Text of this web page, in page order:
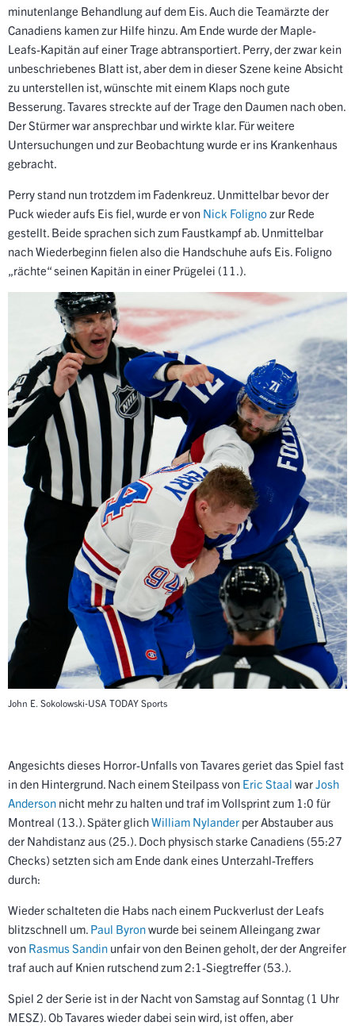
minutenlange Behandlung auf dem Eis. Auch die Teamärzte der
Canadiens kamen zur Hilfe hinzu. Am Ende wurde der Maple-
Leafs-Kapitän auf einer Trage abtransportiert. Perry, der zwar kein
unbeschriebenes Blatt ist, aber dem in dieser Szene keine Absicht
zu unterstellen ist, wünschte mit einem Klaps noch gute
Besserung. Tavares streckte auf der Trage den Daumen nach oben.
Der Stürmer war ansprechbar und wirkte klar. Für weitere
Untersuchungen und zur Beobachtung wurde er ins Krankenhaus
gebracht.
Perry stand nun trotzdem im Fadenkreuz. Unmittelbar bevor der
Puck wieder aufs Eis fiel, wurde er von Nick Folignozur Rede
gestellt. Beide sprachen sich zum Faustkampf ab. Unmittelbar
nach Wiederbeginn fielen also die Handschuhe aufs Eis. Foligno
„rächte“ seinen Kapitän in einer Prügelei (11.).
John E. Sokolowski-USA TODAY Sports
Angesichts dieses Horror-Unfalls von Tavares geriet das Spiel fast
in den Hintergrund. Nach einem Steilpass von Eric Staal warJosh
Anderson nicht mehr zu halten und traf im Vollsprint zum 1:0 für
Montreal (13.). Später glichWilliam Nylander per Abstauber aus
der Nahdistanz aus (25.). Doch physisch starke Canadiens (55:27
Checks) setzten sich am Ende dank eines Unterzahl-Treffers
durch:
Wieder schalteten die Habs nach einem Puckverlust der Leafs
blitzschnell um. Paul Byronwurde bei seinem Alleingang zwar
von Rasmus Sandin unfair von den Beinen geholt, der der Angreifer
traf auch auf Knien rutschend zum 2:1-Siegtreffer (53.).
Spiel 2 der Serie ist in der Nacht von Samstag auf Sonntag (1 Uhr
MESZ). Ob Tavares wieder dabei sein wird, ist offen, aber